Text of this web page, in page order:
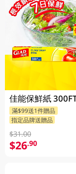
佳能保鮮紙
滿$99送1件贈品
指定品牌送贈品
$31.00
$26.90